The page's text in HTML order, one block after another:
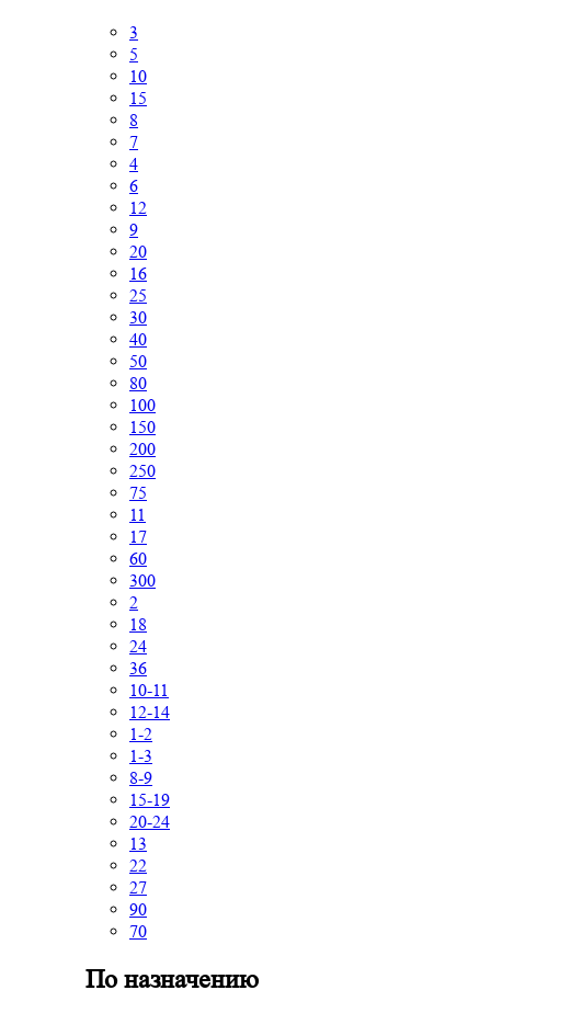
3
5
10
15
8
7
4
6
12
9
20
16
25
30
40
50
80
100
150
200
250
75
11
17
60
300
2
18
24
36
10-11
12-14
1-2
1-3
8-9
15-19
20-24
13
22
27
90
70
По назначению